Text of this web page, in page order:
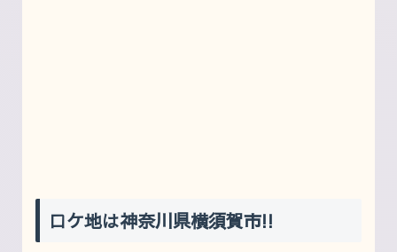
ロケ地は神奈川県横須賀市!!